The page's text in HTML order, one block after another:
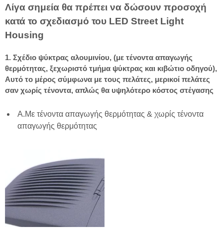
Λίγα σημεία θα πρέπει να δώσουν προσοχή
κατά το σχεδιασμό του LED Street Light
Housing
1. Σχέδιο ψύκτρας αλουμινίου, (με τένοντα απαγωγής
θερμότητας, ξεχωριστό τμήμα ψύκτρας και κιβώτιο οδηγού),
Αυτό το μέρος σύμφωνα με τους πελάτες, μερικοί πελάτες
σαν χωρίς τένοντα, απλώς θα υψηλότερο κόστος στέγασης
A.Με τένοντα απαγωγής θερμότητας & χωρίς τένοντα
απαγωγής θερμότητας